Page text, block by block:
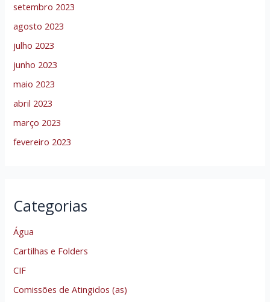
setembro 2023
agosto 2023
julho 2023
junho 2023
maio 2023
abril 2023
março 2023
fevereiro 2023
Categorias
Água
Cartilhas e Folders
CIF
Comissões de Atingidos (as)